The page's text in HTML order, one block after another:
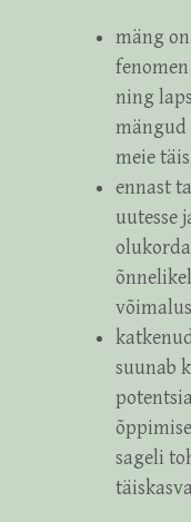
mäng
ning
meie
ennast
uutesse
suunab
sageli